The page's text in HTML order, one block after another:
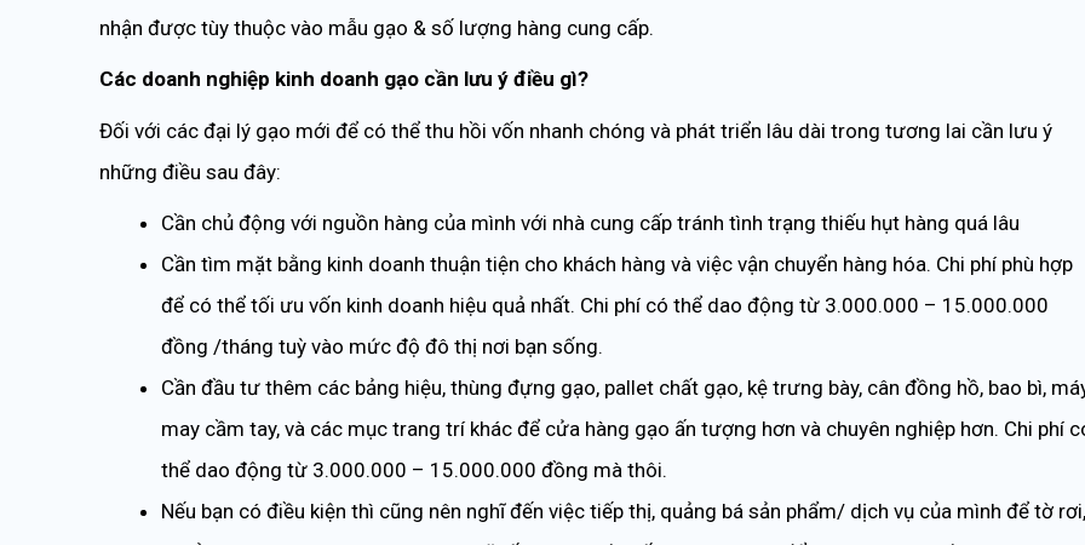
nhận được tùy thuộc vào mẫu gạo & số lượng hàng cung cấp.
Các doanh nghiệp kinh doanh gạo cần lưu ý điều gì?
Đối với các đại lý gạo mới để có thể thu hồi vốn nhanh chóng và phát triển lâu dài trong tương lai cần lưu ý
những điều sau đây:
Cần chủ động với nguồn hàng của mình với nhà cung cấp tránh tình trạng thiếu hụt hàng quá lâu
Cần tìm mặt bằng kinh doanh thuận tiện cho khách hàng và việc vận chuyển hàng hóa. Chi phí phù hợp
để có thể tối ưu vốn kinh doanh hiệu quả nhất. Chi phí có thể dao động từ 3.000.000 – 15.000.000
đồng /tháng tuỳ vào mức độ đô thị nơi bạn sống.
Cần đầu tư thêm các bảng hiệu, thùng đựng gạo, pallet chất gạo, kệ trưng bày, cân đồng hồ, bao bì,
may cầm tay, và các mục trang trí khác để cửa hàng gạo ấn tượng hơn và chuyên nghiệp hơn. Chi phí
thể dao động từ 3.000.000 – 15.000.000 đồng mà thôi.
Nếu bạn có điều kiện thì cũng nên nghĩ đến việc tiếp thị, quảng bá sản phẩm/ dịch vụ của mình để tờ rơi,